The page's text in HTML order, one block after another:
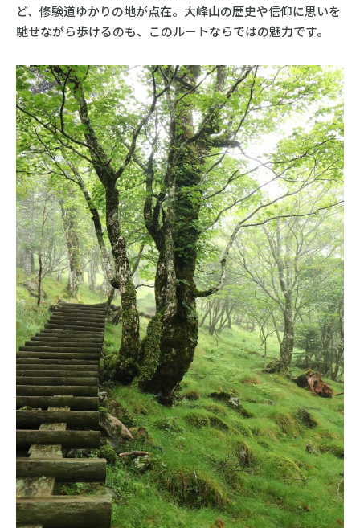
ど、修験道ゆかりの地が点在。大峰山の歴史や信仰に思いを
馳せながら歩けるのも、このルートならではの魅力です。